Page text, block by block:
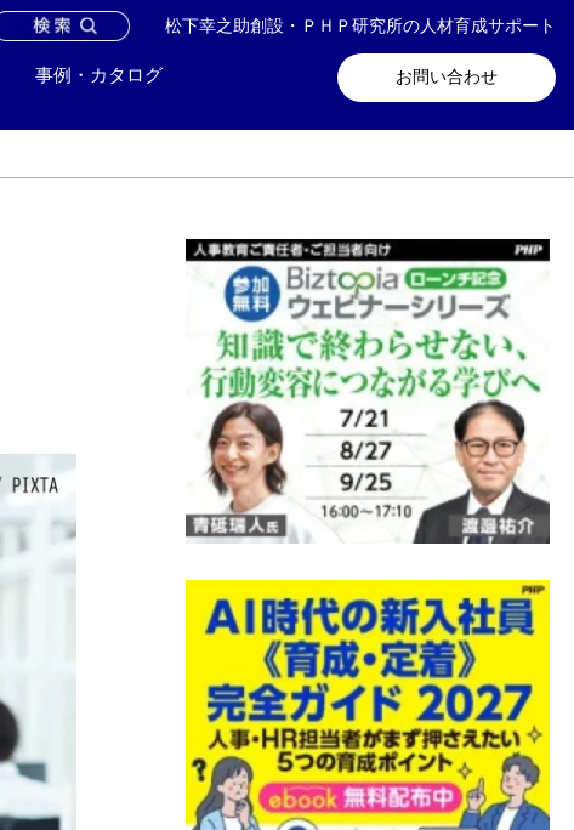
松下幸之助創設・ＰＨＰ研究所の人材育成サポート
お問い合わせ
事例・カタログ
お問い合わせ メールマガジン登録